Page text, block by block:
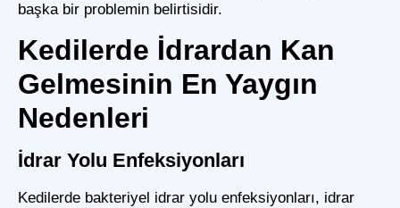
başka bir problemin belirtisidir.
Kedilerde İdrardan Kan
Gelmesinin En Yaygın
Nedenleri
İdrar Yolu Enfeksiyonları
Kedilerde bakteriyel idrar yolu enfeksiyonları, idrar